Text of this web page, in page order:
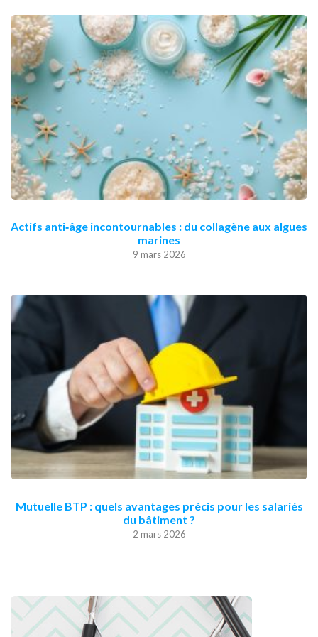
Actifs anti‑âge incontournables : du collagène aux algues
marines
9 mars 2026
Mutuelle BTP : quels avantages précis pour les salariés
du bâtiment ?
2 mars 2026